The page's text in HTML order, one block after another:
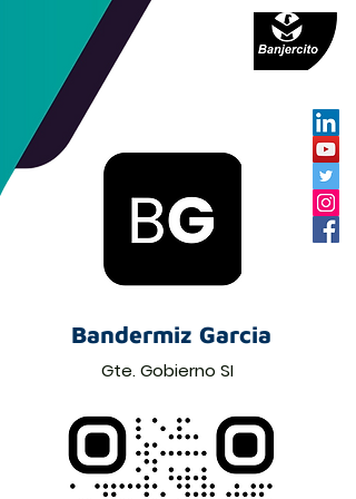
Bandermiz Garcia
Gte. Gobierno SI